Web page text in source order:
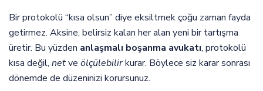
Bir protokolü “kısa olsun” diye eksiltmek çoğu zaman fayda
getirmez. Aksine, belirsiz kalan her alan yeni bir tartışma
üretir. Bu yüzden anlaşmalı boşanma avukatı, protokolü
kısa değil, netve ölçülebilirkurar. Böylece siz karar sonrası
dönemde de düzeninizi korursunuz.